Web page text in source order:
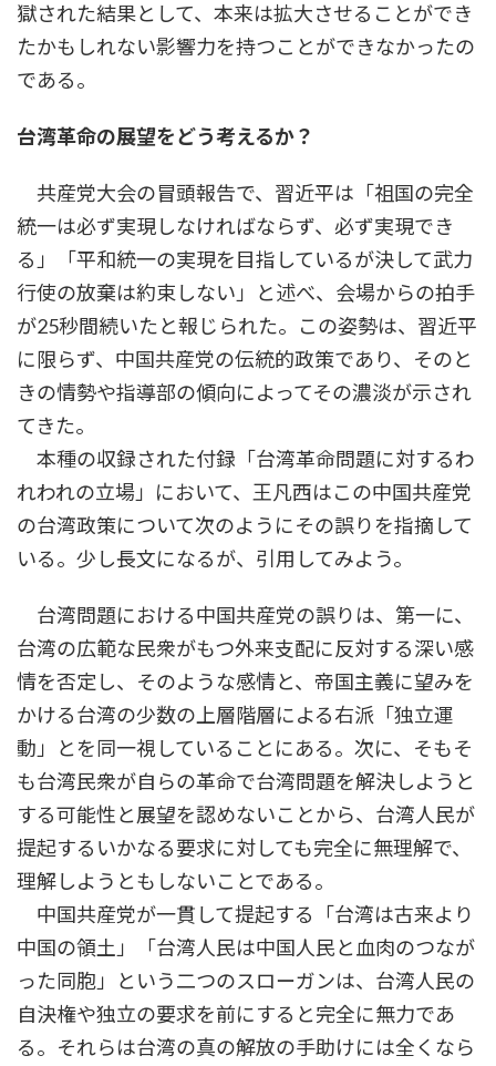
獄された結果として、本来は拡大させることができ
たかもしれない影響力を持つことができなかったの
である。
台湾革命の展望をどう考えるか？
共産党大会の冒頭報告で、習近平は「祖国の完全
統一は必ず実現しなければならず、必ず実現でき
る」「平和統一の実現を目指しているが決して武力
行使の放棄は約束しない」と述べ、会場からの拍手
が25秒間続いたと報じられた。この姿勢は、習近平
に限らず、中国共産党の伝統的政策であり、そのと
きの情勢や指導部の傾向によってその濃淡が示され
てきた。
本種の収録された付録「台湾革命問題に対するわ
れわれの立場」において、王凡西はこの中国共産党
の台湾政策について次のようにその誤りを指摘して
いる。少し長文になるが、引用してみよう。
台湾問題における中国共産党の誤りは、第一に、
台湾の広範な民衆がもつ外来支配に反対する深い感
情を否定し、そのような感情と、帝国主義に望みを
かける台湾の少数の上層階層による右派「独立運
動」とを同一視していることにある。次に、そもそ
も台湾民衆が自らの革命で台湾問題を解決しようと
する可能性と展望を認めないことから、台湾人民が
提起するいかなる要求に対しても完全に無理解で、
理解しようともしないことである。
中国共産党が一貫して提起する「台湾は古来より
中国の領土」「台湾人民は中国人民と血肉のつなが
った同胞」という二つのスローガンは、台湾人民の
自決権や独立の要求を前にすると完全に無力であ
る。それらは台湾の真の解放の手助けには全くなら